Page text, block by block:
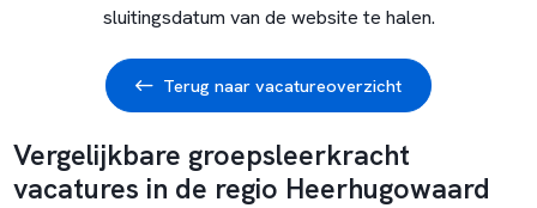
sluitingsdatum van de website te halen.
Terug naar vacatureoverzicht
Vergelijkbare groepsleerkracht
vacatures in de regio Heerhugowaard